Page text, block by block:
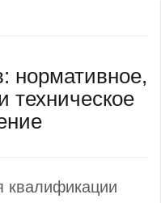
нормативное,
техническое
квалификации